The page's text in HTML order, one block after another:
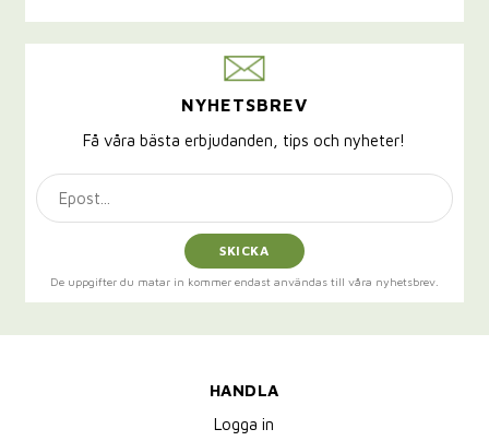
NYHETSBREV
Få våra bästa erbjudanden, tips och nyheter!
SKICKA
De uppgifter du matar in kommer endast användas till våra nyhetsbrev.
HANDLA
Logga in